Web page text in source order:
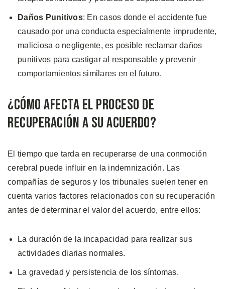
Daños Punitivos: En casos donde el accidente fue
causado por una conducta especialmente imprudente,
maliciosa o negligente, es posible reclamar daños
punitivos para castigar al responsable y prevenir
comportamientos similares en el futuro.
¿Cómo Afecta el Proceso de
Recuperación a su Acuerdo?
El tiempo que tarda en recuperarse de una conmoción
cerebral puede influir en la indemnización. Las
compañías de seguros y los tribunales suelen tener en
cuenta varios factores relacionados con su recuperación
antes de determinar el valor del acuerdo, entre ellos:
La duración de la incapacidad para realizar sus
actividades diarias normales.
La gravedad y persistencia de los síntomas.